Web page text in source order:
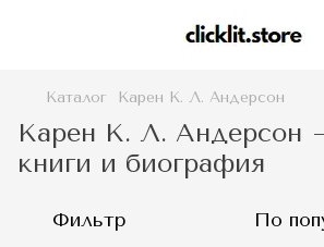
Каталог Карен К. Л. Андерсон
Карен К. Л. Андерсон
книги и биография
Фильтр По